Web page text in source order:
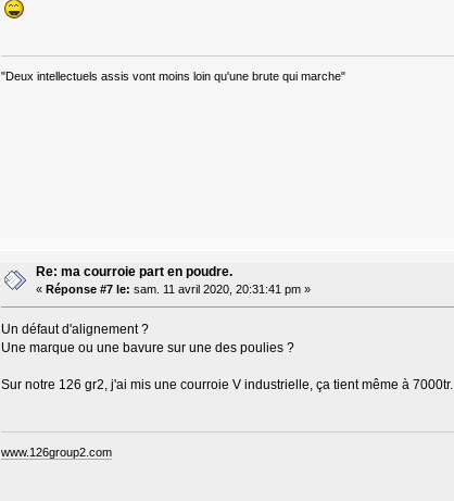
"Deux intellectuels assis vont moins loin qu'une brute qui marche"
Re: ma courroie part en poudre.
« Réponse #7 le: sam. 11 avril 2020, 20:31:41 pm »
Un défaut d'alignement ?
Une marque ou une bavure sur une des poulies ?
Sur notre 126 gr2, j'ai mis une courroie V industrielle, ça tient même à 7000tr.
www.126group2.com